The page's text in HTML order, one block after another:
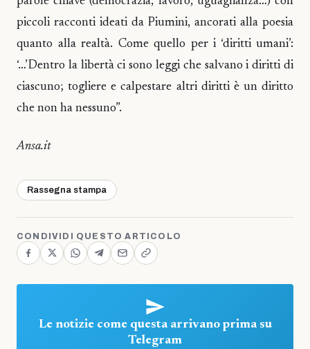
piccoli racconti ideati da Piumini, ancorati alla poesia
quanto alla realtà. Come quello per i ‘diritti umani’:
‘…’Dentro la libertà ci sono leggi che salvano i diritti di
ciascuno; togliere e calpestare altri diritti è un diritto
che non ha nessuno”.
Ansa.it
Rassegna stampa
CONDIVIDI QUESTO ARTICOLO
Le notizie come questa arrivano prima su
Telegram